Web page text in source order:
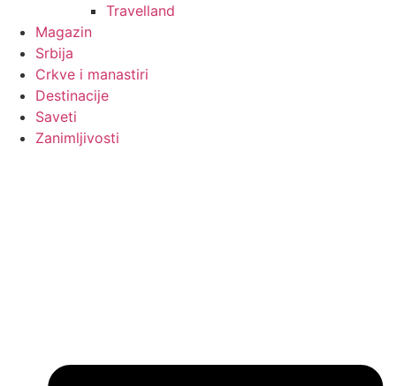
Travelland
Magazin
Srbija
Crkve i manastiri
Destinacije
Saveti
Zanimljivosti